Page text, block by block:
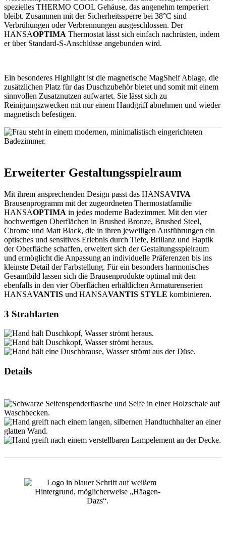
spezielles THERMO COOL Gehäuse, das angenehm temperiert
bleibt. Zusammen mit der Sicherheitssperre bei 38°C sind
Verbrühungen oder Verbrennungen ausgeschlossen. Der
HANSAOPTIMA Thermostat lässt sich einfach nachrüsten, indem
er über Standard-S-Anschlüsse angebunden wird.
Ein besonderes Highlight ist die magnetische MagShelf Ablage, die
zusätzlichen Platz für das Duschzubehör bietet und somit mit einem
sinnvollen Zusatznutzen aufwartet. Sie lässt sich zu
Reinigungszwecken mit nur einem Handgriff abnehmen und wieder
magnetisch befestigen.
Erweiterter Gestaltungsspielraum
Mit ihrem ansprechenden Design passt das HANSAVIVA
Brausenprogramm mit der zugeordneten Thermostatfamilie
HANSAOPTIMA in jedes moderne Badezimmer. Mit den vier
hochwertigen Oberflächen in Brushed Bronze, Brushed Steel,
Chrome und Matt Black, die in ihren jeweiligen Ausführungen ein
optisches und sensitives Erlebnis durch Tiefe, Brillanz und Haptik
der Oberfläche schaffen, erweitert sich der Gestaltungsspielraum
und ermöglicht die Anpassung an individuelle Präferenzen bis ins
kleinste Detail der Farbstellung. Für ein besonders harmonisches
Gesamtbild lassen sich die Brausenprodukte optimal mit den
ebenfalls in den vier Oberflächen erhältlichen Armaturenserien
HANSAVANTIS und HANSAVANTIS STYLE kombinieren.
3 Strahlarten
Details